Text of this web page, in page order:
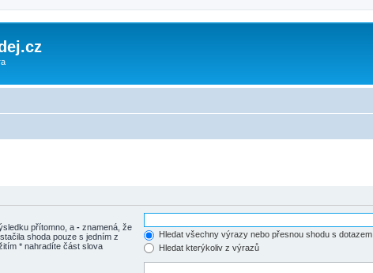
přítomno, a - znamená, že
shoda pouze s jedním z
* nahradíte část slova
Hledat všechny výrazy nebo přesnou shodu s dotazem
Hledat kterýkoliv z výrazů